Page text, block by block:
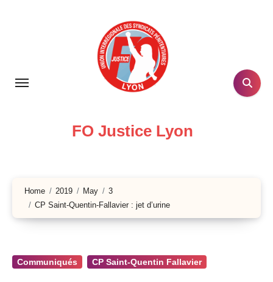
FO Justice Lyon
Home 2019 May
3
CP Saint-Quentin-Fallavier : jet d’urine
Communiqués CP Saint-Quentin Fallavier